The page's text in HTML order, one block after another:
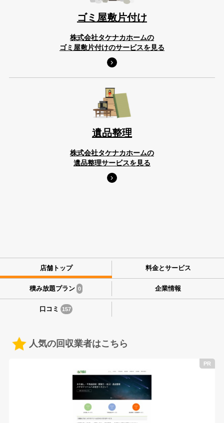
ゴミ屋敷片付け
株式会社タケナカホームの
ゴミ屋敷片付けのサービスを見る
遺品整理
株式会社タケナカホームの
遺品整理サービスを見る
店舗トップ 料金とサービス
積み放題プラン 0 企業情報
口コミ 157
人気の回収業者はこちら